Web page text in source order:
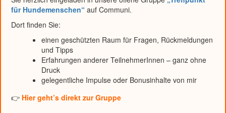
für Hundemenschen“ auf Communi.
Dort finden Sie:
einen geschützten Raum für Fragen, Rückmeldungen
und Tipps
Erfahrungen anderer TeilnehmerInnen – ganz ohne
Druck
gelegentliche Impulse oder Bonusinhalte von mir
👉 Hier geht’s direkt zur Gruppe